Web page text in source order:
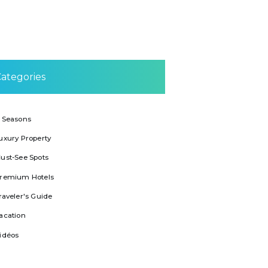
Property
See Spots
Hotels
Guide